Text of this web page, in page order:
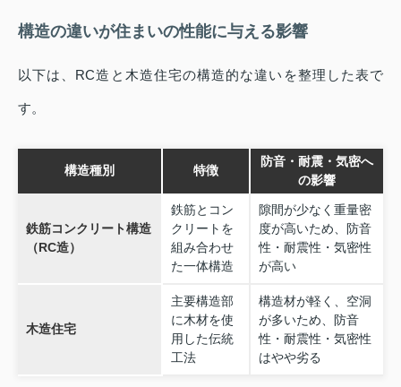
構造の違いが住まいの性能に与える影響
以下は、RC造と木造住宅の構造的な違いを整理した表で
す。
構造種別 特徴
防音・耐震・気密へ
の影響
鉄筋コンクリート構造
（RC造）
鉄筋とコン
クリートを
組み合わせ
た一体構造
隙間が少なく重量密
度が高いため、防音
性・耐震性・気密性
が高い
木造住宅
主要構造部
に木材を使
用した伝統
工法
構造材が軽く、空洞
が多いため、防音
性・耐震性・気密性
はやや劣る